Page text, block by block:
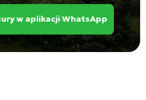
w aplikacji WhatsApp